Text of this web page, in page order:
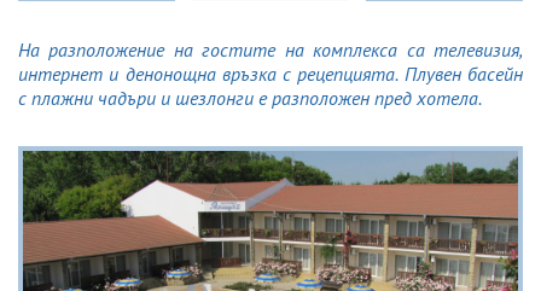
На разположение на гостите на комплекса са телевизия,
интернет и денонощна връзка с рецепцията. Плувен басейн
с плажни чадъри и шезлонги е разположен пред хотела.